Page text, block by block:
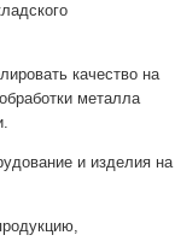
качество на
металла
и изделия на